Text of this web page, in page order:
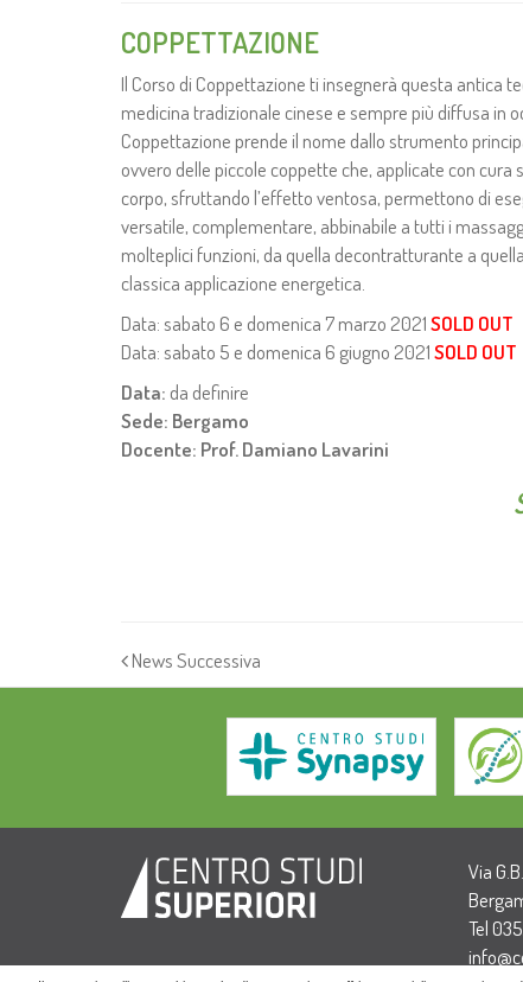
COPPETTAZIONE
Il Corso di Coppettazione ti insegnerà questa antica
medicina tradizionale cinese e sempre più diffusa in
Coppettazione prende il nome dallo strumento
ovvero delle piccole coppette che, applicate con cura
corpo, sfruttando l’effetto ventosa, permettono di
versatile, complementare, abbinabile a tutti i
molteplici funzioni, da quella decontratturante a
classica applicazione energetica.
Data: sabato 6 e domenica 7 marzo 2021SOLD OUT
Data: sabato 5 e domenica 6 giugno 2021SOLD OUT
Data: da definire
Sede: Bergamo
Docente: Prof. Damiano Lavarini
News Successiva
Via
Tel